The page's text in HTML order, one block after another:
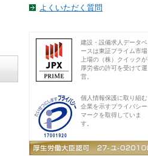
よくいただく質問
建設・設備求人データベ
ースは東証プライム市場
上場の（株）クイックが
厚労省の許可を受けて運
営。
個人情報保護に取り組む
企業を示すプライバシー
マークを取得していま
す。